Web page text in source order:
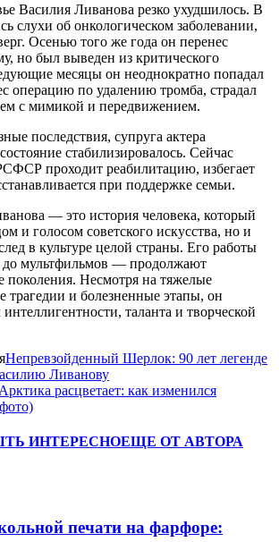
Василия Ливанова резко ухудшилось. В
слухи об онкологическом заболевании,
Осенью того же года он перенес
но был выведен из критического
месяцы он неоднократно попадал
операцию по удалению тромба, страдал
с мимикой и передвижением.
последствия, супруга актера
стабилизировалось. Сейчас
проходит реабилитацию, избегает
при поддержке семьи.
— это история человека, который
и голосом советского искусства, но и
в культуре целой страны. Его работы
мультфильмов — продолжают
поколения. Несмотря на тяжелые
трагедии и болезненные этапы, он
таланта и творческой
Непревзойденный Шерлок: 90 лет легенде
Ливанову
Арктика расцветает: как изменился
ИНТЕРЕСНОЕЩЕ ОТ АВТОРА
печати на фарфоре: